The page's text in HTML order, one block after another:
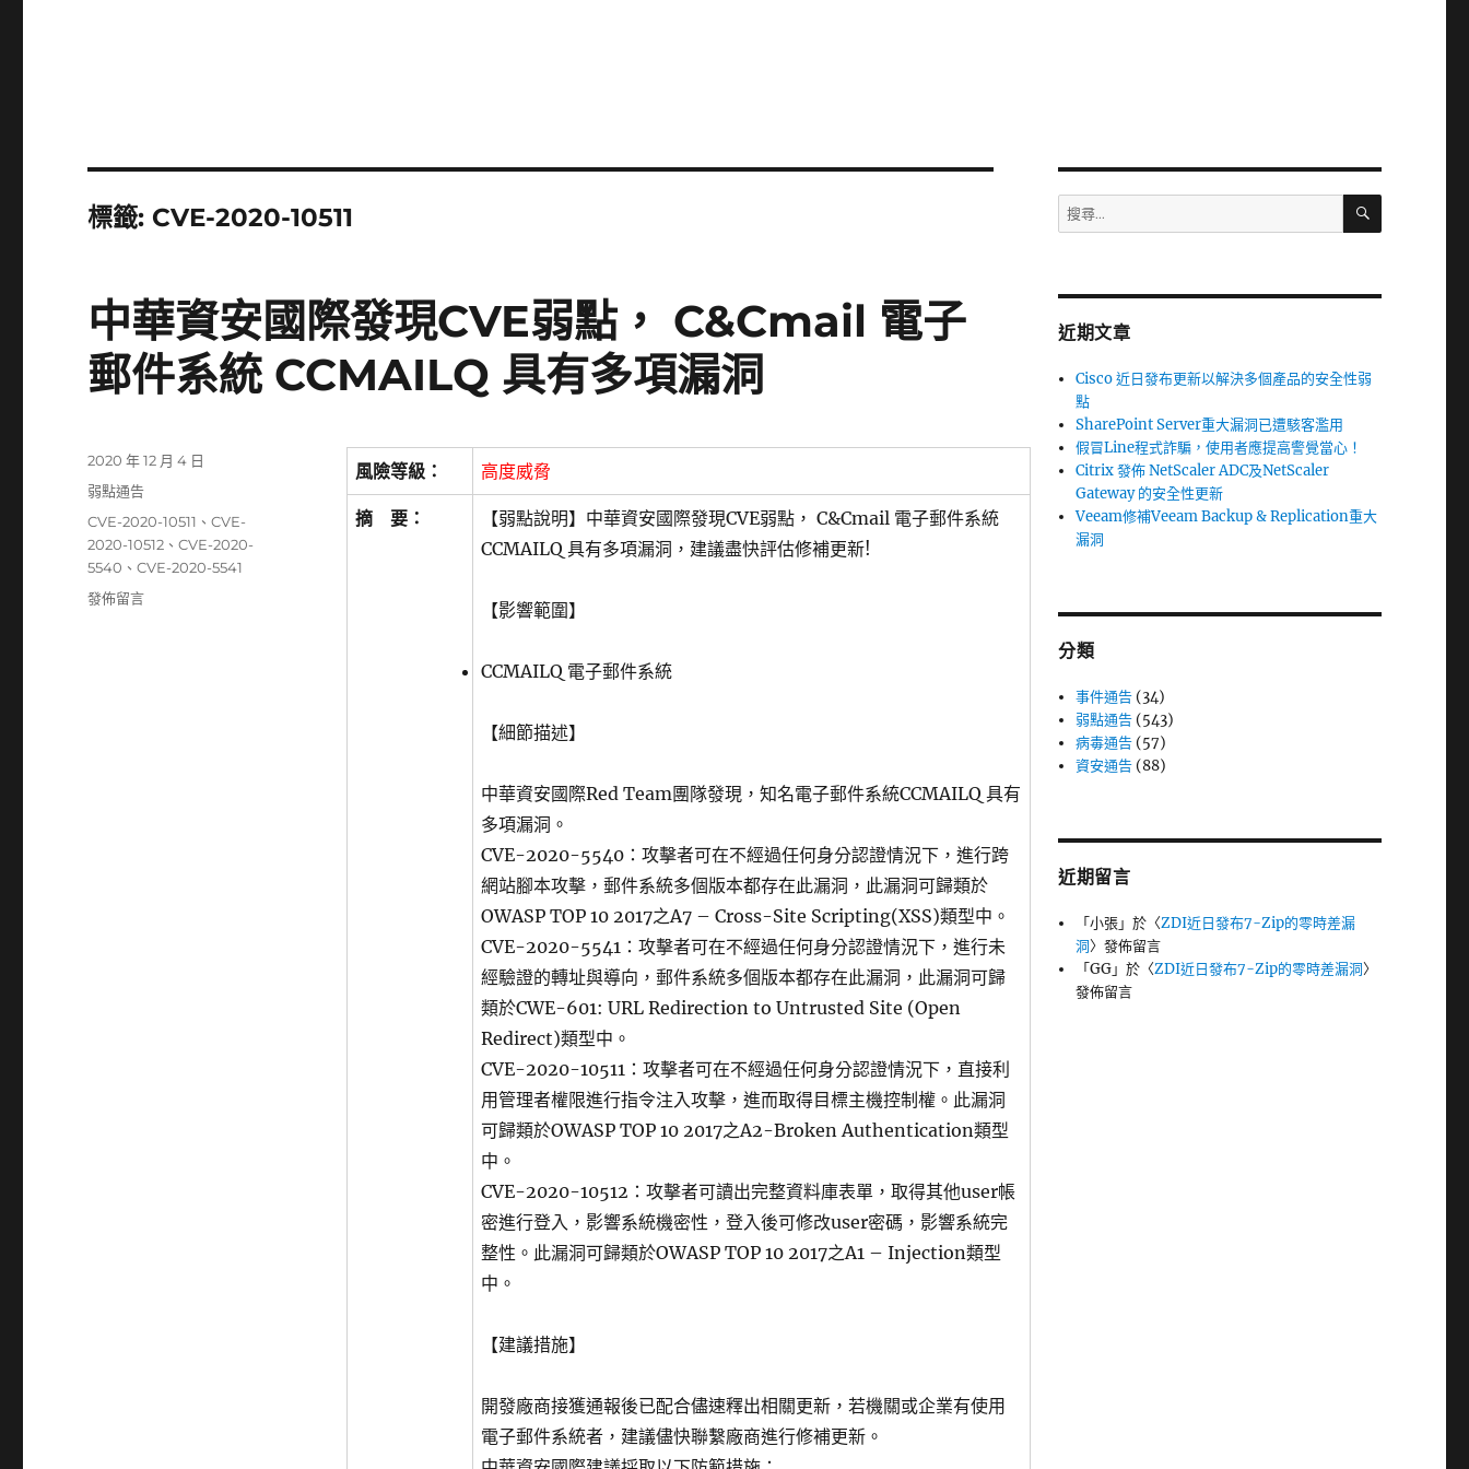
標籤: CVE-2020-10511
中華資安國際發現CVE弱點， C&Cmail 電子
郵件系統 CCMAILQ 具有多項漏洞
風險等級： 高度威脅
摘 要：
【弱點說明】中華資安國際發現CVE弱點， C&Cmail 電子郵件系統
CCMAILQ 具有多項漏洞，建議盡快評估修補更新!
【影響範圍】
CCMAILQ 電子郵件系統
【細節描述】
中華資安國際Red Team團隊發現，知名電子郵件系統CCMAILQ 具有
多項漏洞。
CVE-2020-5540：攻擊者可在不經過任何身分認證情況下，進行跨
網站腳本攻擊，郵件系統多個版本都存在此漏洞，此漏洞可歸類於
OWASP TOP 10 2017之A7 – Cross-Site Scripting(XSS)類型中。
CVE-2020-5541：攻擊者可在不經過任何身分認證情況下，進行未
經驗證的轉址與導向，郵件系統多個版本都存在此漏洞，此漏洞可歸
類於CWE-601: URL Redirection to Untrusted Site (Open
Redirect)類型中。
CVE-2020-10511：攻擊者可在不經過任何身分認證情況下，直接利
用管理者權限進行指令注入攻擊，進而取得目標主機控制權。此漏洞
可歸類於OWASP TOP 10 2017之A2-Broken Authentication類型
中。
CVE-2020-10512：攻擊者可讀出完整資料庫表單，取得其他user帳
密進行登入，影響系統機密性，登入後可修改user密碼，影響系統完
整性。此漏洞可歸類於OWASP TOP 10 2017之A1 – Injection類型
中。
【建議措施】
開發廠商接獲通報後已配合儘速釋出相關更新，若機關或企業有使用
電子郵件系統者，建議儘快聯繫廠商進行修補更新。
發
佈
期:
2020 年 12 月 4 日
分
弱點通告
標
籤
CVE-2020-10511 、CVE-
2020-10512 、CVE-2020-
5540 、CVE-2020-5541
在
發佈留言
搜
尋
字:
搜
近期文章
Cisco 近日發布更新以解決多個產品的安全性弱
點
SharePoint Server重大漏洞已遭駭客濫用
假冒Line程式詐騙，使用者應提高警覺當心！
Citrix 發佈 NetScaler ADC及NetScaler
Gateway 的安全性更新
Veeam修補Veeam Backup & Replication重大
漏洞
分類
事件通告 (34)
弱點通告 (543)
病毒通告 (57)
資安通告 (88)
近期留言
「小張」於〈ZDI近日發布7-Zip的零時差漏
洞〉發佈留言
「GG」於〈ZDI近日發布7-Zip的零時差漏洞〉
發佈留言